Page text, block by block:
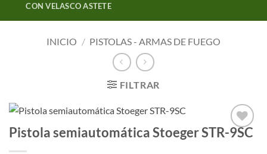
CON VELASCO ASTETE
INICIO / PISTOLAS - ARMAS DE FUEGO
FILTRAR
Añadir
Pistola semiautomática Stoeger STR-9SC